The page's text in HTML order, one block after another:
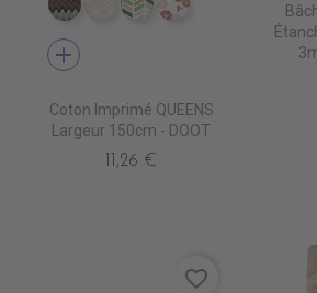
CI0007 EDALI
CI0011 CASUAL BEIGE
CI0017 FULHAM
CI0018
add
Coton Imprimé QUEENS
Largeur 150cm - DOOT
11,26 €
favorite_border